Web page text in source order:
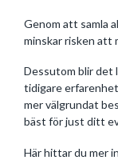
Genom att samla
minskar risken att
Dessutom blir det
tidigare
mer välgrundat
bäst för just ditt
Här hittar du mer